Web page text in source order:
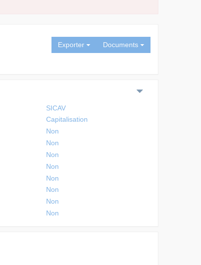
Exporter Documents
SICAV
Capitalisation
Non
Non
Non
Non
Non
Non
Non
Non